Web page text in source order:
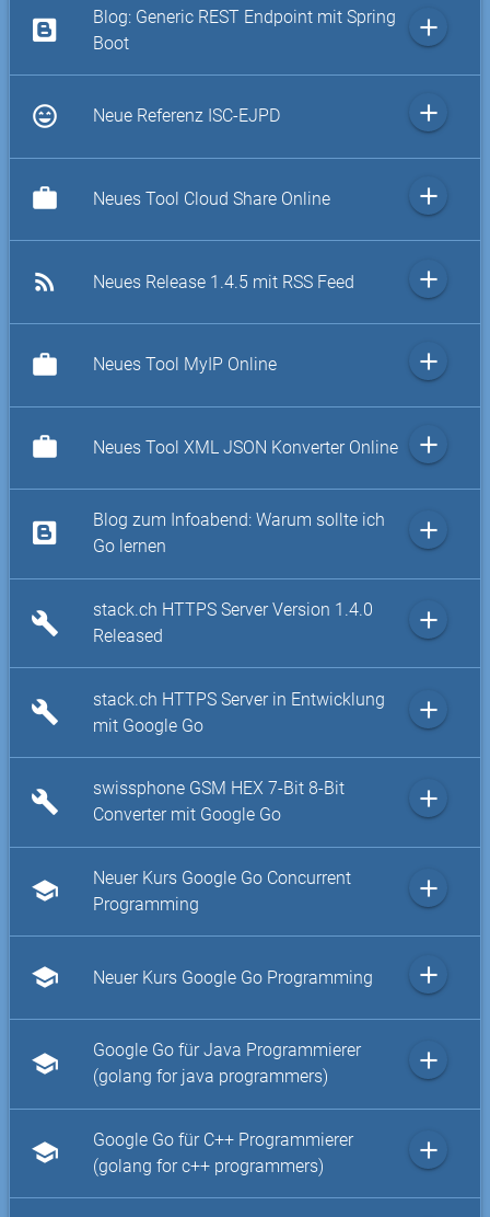
Blog: Generic REST Endpoint mit Spring
Boot
add
sentiment_very_satisfied Neue Referenz ISC-EJPD add
work Neues Tool Cloud Share Online add
rss_feed Neues Release 1.4.5 mit RSS Feed add
work Neues Tool MyIP Online add
work Neues Tool XML JSON Konverter Online add
Blog zum Infoabend: Warum sollte ich
Go lernen
add
build
stack.ch HTTPS Server Version 1.4.0
Released
add
build
stack.ch HTTPS Server in Entwicklung
mit Google Go
add
build
swissphone GSM HEX 7-Bit 8-Bit
Converter mit Google Go
add
school
Neuer Kurs Google Go Concurrent
Programming
add
school Neuer Kurs Google Go Programming add
school
Google Go für Java Programmierer
(golang for java programmers)
add
school
Google Go für C++ Programmierer
(golang for c++ programmers)
add